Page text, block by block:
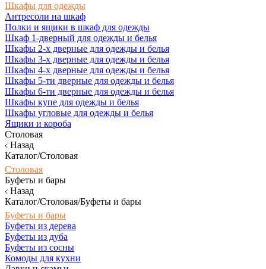
Шкафы для одежды
Антресоли на шкаф
Полки и ящики в шкаф для одежды
Шкаф 1-дверный для одежды и белья
Шкафы 2-х дверные для одежды и белья
Шкафы 3-х дверные для одежды и белья
Шкафы 4-х дверные для одежды и белья
Шкафы 5-ти дверные для одежды и белья
Шкафы 6-ти дверные для одежды и белья
Шкафы купе для одежды и белья
Шкафы угловые для одежды и белья
Ящики и короба
Столовая
Назад
Каталог/Столовая
Столовая
Буфеты и бары
Назад
Каталог/Столовая/Буфеты и бары
Буфеты и бары
Буфеты из дерева
Буфеты из дуба
Буфеты из сосны
Комоды для кухни